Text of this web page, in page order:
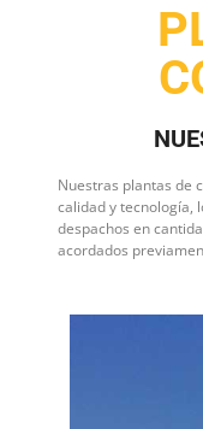
Nuestras plantas de
calidad y tecnología,
despachos en
acordados